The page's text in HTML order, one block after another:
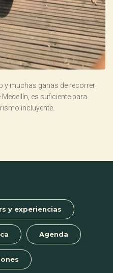
y muchas ganas de recorrer
es suficiente para
incluyente.
y experiencias
Agenda